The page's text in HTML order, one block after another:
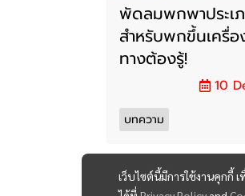
พัดลมพกพาประเภ
สำหรับพกขึ้นเครื่
ทางต้องรู้!
10
บทความ
เว็บไซต์นี้มีการใช้งานคุกกี้